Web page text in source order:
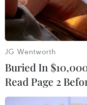
JG Wentworth
Buried In
Read Page 2